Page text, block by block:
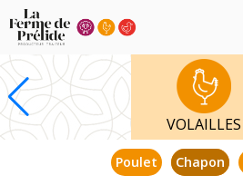
Prélide
VOLAILLES
Poulet Chapon